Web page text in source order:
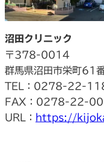
沼田クリニック
〒378-0014
群馬県沼田市栄町61
TEL：0278-22-
FAX：0278-22-
URL：
https://